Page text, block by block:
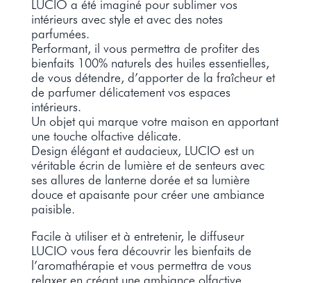
LUCIO a été imaginé pour sublimer vos
intérieurs avec style et avec des notes
parfumées.
Performant, il vous permettra de profiter des
bienfaits 100% naturels des huiles essentielles,
de vous détendre, d’apporter de la fraîcheur et
de parfumer délicatement vos espaces
intérieurs.
Un objet qui marque votre maison en apportant
une touche olfactive délicate.
Design élégant et audacieux, LUCIO est un
véritable écrin de lumière et de senteurs avec
ses allures de lanterne dorée et sa lumière
douce et apaisante pour créer une ambiance
paisible.
Facile à utiliser et à entretenir, le diffuseur
LUCIO vous fera découvrir les bienfaits de
l’aromathérapie et vous permettra de vous
relaxer en créant une ambiance olfactive